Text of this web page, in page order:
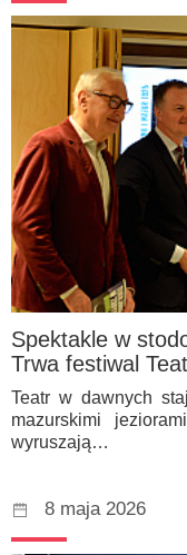
Spektakle w
Trwa festiwal
Teatr w dawnych
mazurskimi
wyruszają…
8 maja 2026